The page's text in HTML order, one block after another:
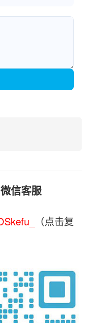
信客服
（点击复